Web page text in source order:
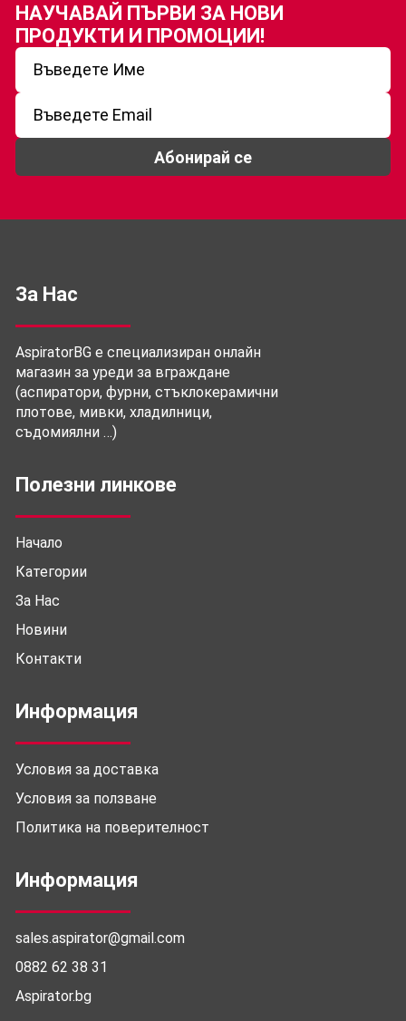
НАУЧАВАЙ ПЪРВИ ЗА НОВИ
ПРОДУКТИ И ПРОМОЦИИ!
Абонирай се
За Нас
AspiratorBG е специализиран онлайн
магазин за уреди за вграждане
(аспиратори, фурни, стъклокерамични
плотове, мивки, хладилници,
съдомиялни …)
Полезни линкове
Начало
Категории
За Нас
Новини
Контакти
Информация
Условия за доставка
Условия за ползване
Политика на поверителност
Информация
sales.aspirator@gmail.com
0882 62 38 31
Aspirator.bg